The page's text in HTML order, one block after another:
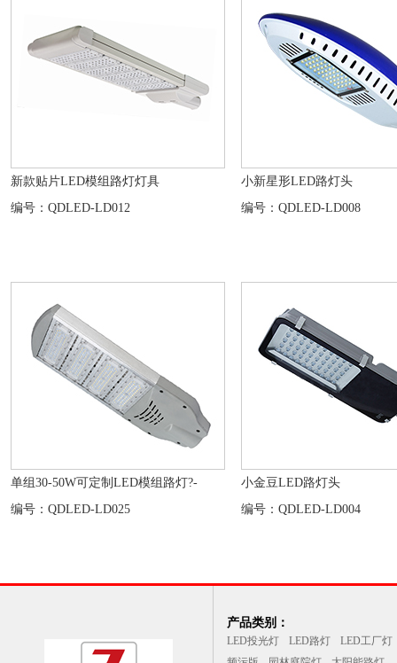
新款贴片LED模组路灯灯具
编号：QDLED-LD012
小新星形LED路灯头
编号：QDLED-LD008
单组30-50W可定制LED模组路灯?-
编号：QDLED-LD025
小金豆LED路灯头
编号：QDLED-LD004
产品类别：
LED投光灯 LED路灯
LED工厂灯